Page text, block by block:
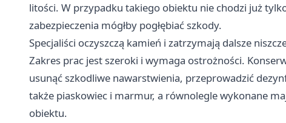
litości. W przypadku takiego obiektu nie chodzi już
zabezpieczenia mógłby pogłębiać szkody.
Specjaliści oczyszczą kamień i zatrzymają dalsze
Zakres prac jest szeroki i wymaga ostrożności.
usunąć szkodliwe nawarstwienia, przeprowadzić
także piaskowiec i marmur, a równolegle wykonane
obiektu.